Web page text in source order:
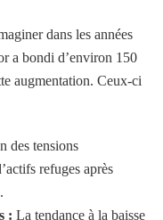
dans les années
a bondi d’environ 150
augmentation. Ceux-ci
des tensions
refuges après
: La tendance à la baisse